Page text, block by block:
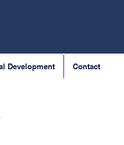
Development Contact